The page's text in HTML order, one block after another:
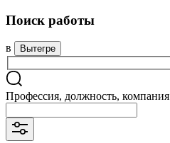
Поиск работы
в Вытегре
Профессия, должность, компания